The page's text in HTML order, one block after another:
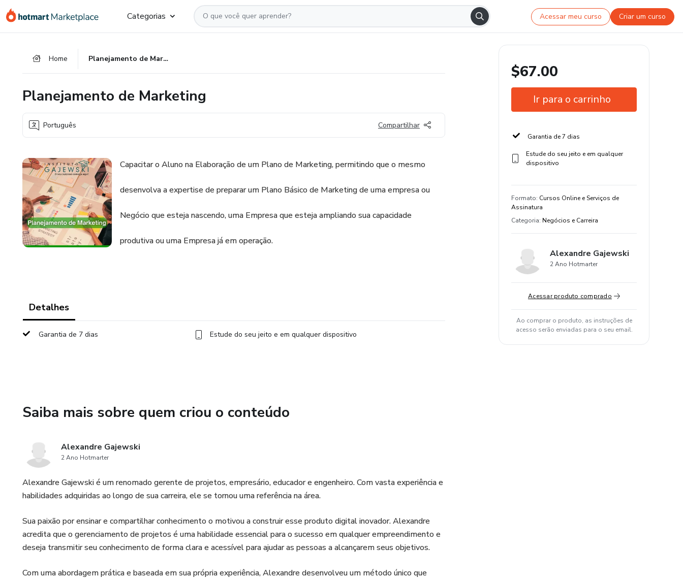
para
para
para
Categorias Acessar meu curso Criar um curso
Home Planejamento de Marketing
Planejamento de Marketing
Português Compartilhar
Capacitar o Aluno na Elaboração de um Plano de Marketing, permitindo que o mesmo
desenvolva a expertise de preparar um Plano Básico de Marketing de uma empresa ou
Negócio que esteja nascendo, uma Empresa que esteja ampliando sua capacidade
produtiva ou uma Empresa já em operação.
Detalhes
Garantia de 7 dias Estude do seu jeito e em qualquer dispositivo
Saiba mais sobre quem criou o conteúdo
Alexandre Gajewski
2 Ano Hotmarter
Alexandre Gajewski é um renomado gerente de projetos, empresário, educador e engenheiro. Com vasta experiência e
habilidades adquiridas ao longo de sua carreira, ele se tornou uma referência na área.
Sua paixão por ensinar e compartilhar conhecimento o motivou a construir esse produto digital inovador. Alexandre
acredita que o gerenciamento de projetos é uma habilidade essencial para o sucesso em qualquer empreendimento e
deseja transmitir seu conhecimento de forma clara e acessível para ajudar as pessoas a alcançarem seus objetivos.
Com uma abordagem prática e baseada em sua própria experiência, Alexandre desenvolveu um método único que
$67.00
Ir para o carrinho
Garantia de 7 dias
Estude do seu jeito e em qualquer
dispositivo
Formato: Cursos Online e Serviços de
Assinatura
Categoria: Negócios e Carreira
Alexandre Gajewski
2 Ano Hotmarter
Acessar produto comprado
Ao comprar o produto, as instruções de
acesso serão enviadas para o seu email.